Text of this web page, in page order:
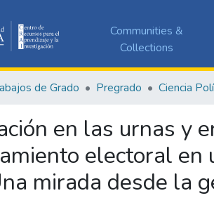
Communities &
Collections
de Grado Pregrado Ciencia
en las urnas y
electoral en
mirada desde la